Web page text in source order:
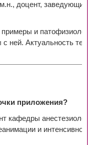
доцент,
и
ней. Актуальность
приложения?
кафедры
и